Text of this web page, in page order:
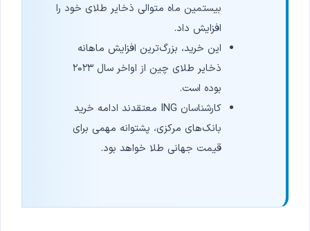
بیستمین ماه متوالی ذخایر طلای خود را
افزایش داد.
این خرید، بزرگ‌ترین افزایش ماهانه
ذخایر طلای چین از اواخر سال ۲۰۲۳
بوده است.
کارشناسان ING معتقدند ادامه خرید
بانک‌های مرکزی، پشتوانه مهمی برای
قیمت جهانی طلا خواهد بود.